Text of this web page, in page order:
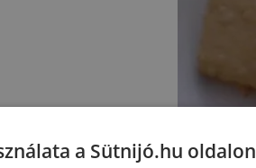
a Sütnijó.hu oldalon